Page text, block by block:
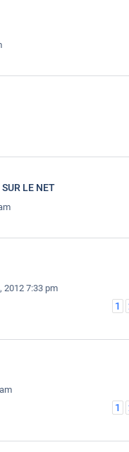
LE NET
2012 7:33 pm
1
1